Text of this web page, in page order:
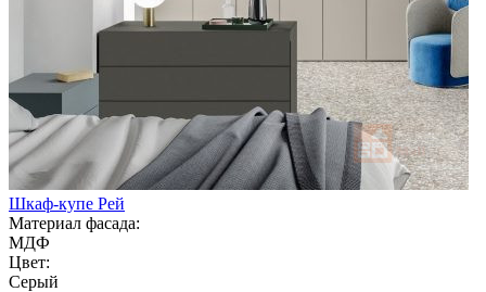
Шкаф-купе Рей
Материал фасада:
МДФ
Цвет:
Серый